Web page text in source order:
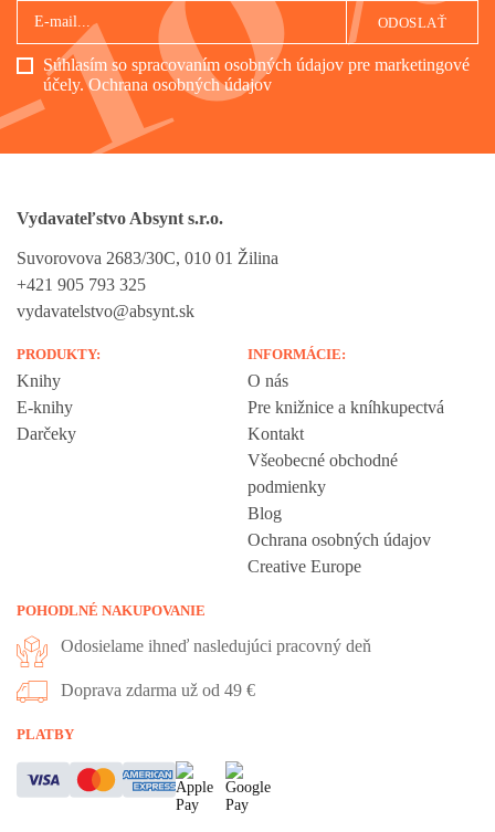
Súhlasím so spracovaním osobných údajov pre marketingové
účely.Ochrana osobných údajov
ODOSLAŤ
Vydavateľstvo Absynt s.r.o.
Suvorovova 2683/30C, 010 01 Žilina
+421 905 793 325
vydavatelstvo@absynt.sk
PRODUKTY:
Knihy
E-knihy
Darčeky
INFORMÁCIE:
O nás
Pre knižnice a kníhkupectvá
Kontakt
Všeobecné obchodné
podmienky
Blog
Ochrana osobných údajov
Creative Europe
POHODLNÉ NAKUPOVANIE
Odosielame ihneď nasledujúci pracovný deň
Doprava zdarma už od 49 €
PLATBY